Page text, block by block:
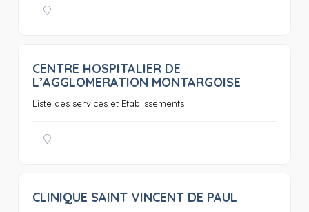
CENTRE HOSPITALIER DE
L’AGGLOMERATION MONTARGOISE
Liste des services et Etablissements
CLINIQUE SAINT VINCENT DE PAUL